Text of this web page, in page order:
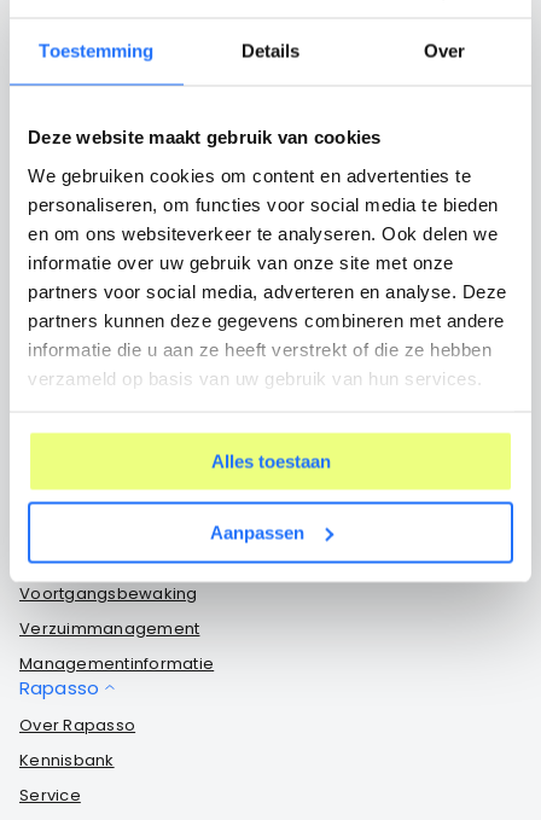
Toestemming Details Over
Deze website maakt gebruik van cookies
We gebruiken cookies om content en advertenties te
personaliseren, om functies voor social media te bieden
en om ons websiteverkeer te analyseren. Ook delen we
informatie over uw gebruik van onze site met onze
partners voor social media, adverteren en analyse. Deze
partners kunnen deze gegevens combineren met andere
informatie die u aan ze heeft verstrekt of die ze hebben
verzameld op basis van uw gebruik van hun services.
Alles toestaan
Aanpassen
Werkfit trajecten UWV
Cliëntvolgsysteem
Cliëntvolgsysteem
Mobiele app
Opdrachtgevers dashboard
Voortgangsbewaking
Verzuimmanagement
Managementinformatie
Rapasso
Over Rapasso
Kennisbank
Service